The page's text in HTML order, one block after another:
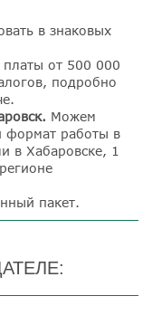
в знаковых
платы от 500 000
подробно
Можем
формат работы в
в Хабаровске, 1
пакет.